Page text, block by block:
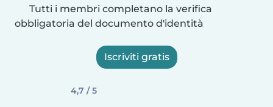
Tutti i membri completano la verifica
obbligatoria del documento d'identità
Iscriviti gratis
4,7 / 5